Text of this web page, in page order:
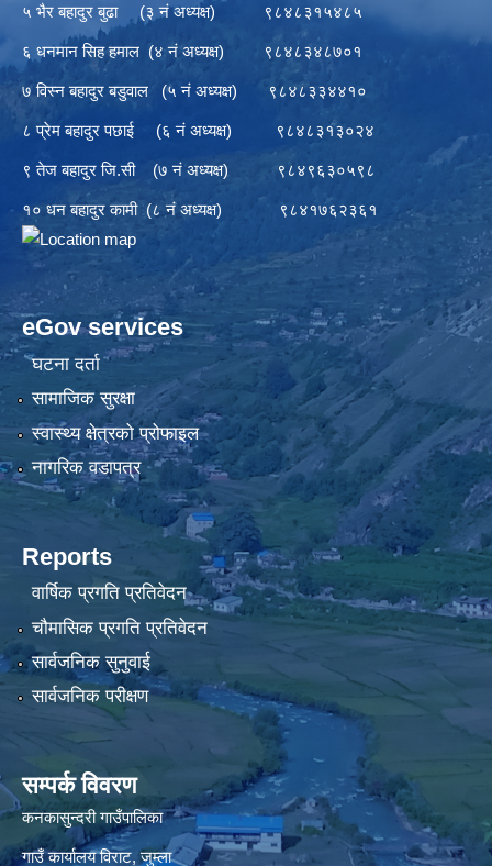
५ भैर बहादुर बुढा (३ नं अध्यक्ष) ९८४८३१५४८५
६ धनमान सिह हमाल (४ नं अध्यक्ष) ९८४८३४८७०१
७ विस्न बहादुर बडुवाल (५ नं अध्यक्ष) ९८४८३३४४१०
८ प्रेम बहादुर पछाई (६ नं अध्यक्ष) ९८४८३१३०२४
९ तेज बहादुर जि.सी (७ नं अध्यक्ष) ९८४९६३०५९८
१० धन बहादुर कामी (८ नं अध्यक्ष) ९८४१७६२३६१
eGov services
घटना दर्ता
सामाजिक सुरक्षा
स्वास्थ्य क्षेत्रको प्रोफाइल
नागरिक वडापत्र
Reports
वार्षिक प्रगति प्रतिवेदन
चौमासिक प्रगति प्रतिवेदन
सार्वजनिक सुनुवाई
सार्वजनिक परीक्षण
सम्पर्क विवरण
कनकासुन्दरी गाउँपालिका
गाउँ कार्यालय विराट, जुम्ला